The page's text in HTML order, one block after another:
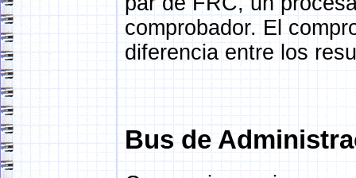
comprobador. El
diferencia entre los
Bus de